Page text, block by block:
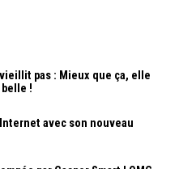
pas : Mieux que ça, elle
!
avec son nouveau